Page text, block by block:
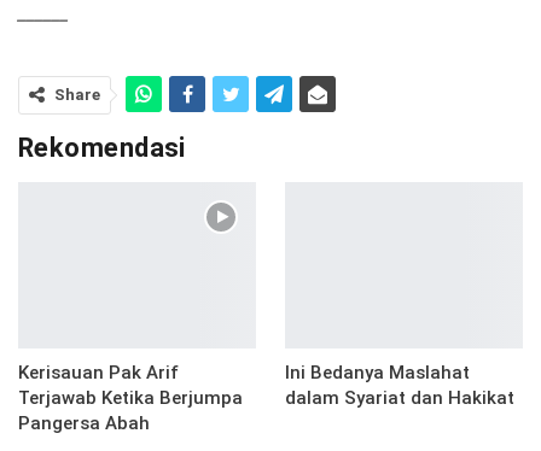
Share
Rekomendasi
Kerisauan Pak Arif
Terjawab Ketika Berjumpa
Pangersa Abah
Ini Bedanya Maslahat
dalam Syariat dan Hakikat